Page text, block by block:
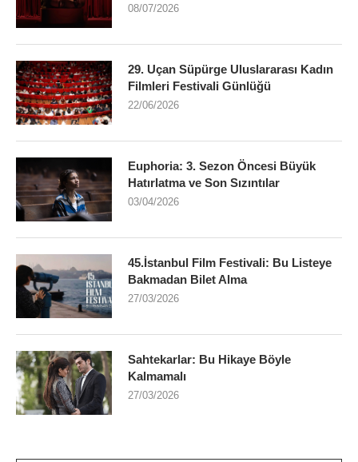
08/07/2026
29. Uçan Süpürge Uluslararası Kadın
Filmleri Festivali Günlüğü
22/06/2026
Euphoria: 3. Sezon Öncesi Büyük
Hatırlatma ve Son Sızıntılar
03/04/2026
45.İstanbul Film Festivali: Bu Listeye
Bakmadan Bilet Alma
27/03/2026
Sahtekarlar: Bu Hikaye Böyle
Kalmamalı
27/03/2026